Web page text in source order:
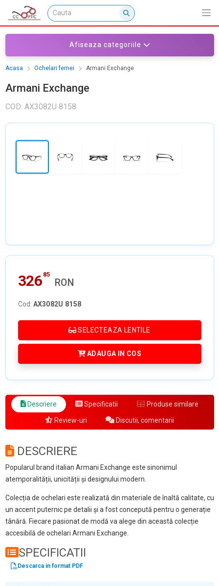
Afiseaza categoriile
Acasa Ochelari femei Armani Exchange
Armani Exchange
COD: AX3082U 8158
326 85
RON
Cod: AX3082U 8158
SELECTEAZA LENTILE
ADAUGA IN COS
Descriere Specificatii Produse similare
Review-uri Discutii, comentarii
DESCRIERE
Popularul brand italian Armani Exchange este sinonimul
atemporalității, unicității și designului modern.
Colecția de ochelari este realizată din materiale de înaltă calitate, cu
un accent puternic pe detalii și a fost concepută pentru o generație
tânără. Fiecare pasionat de modă va alege din această colecție
accesibilă de ochelari Armani Exchange.
SPECIFICATII
Descarca in format PDF